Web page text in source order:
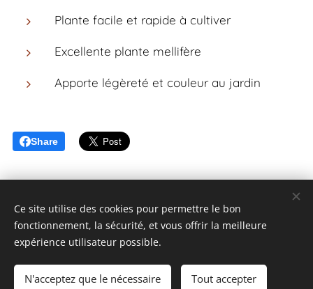
Plante facile et rapide à cultiver
Excellente plante mellifère
Apporte légèreté et couleur au jardin
Share
Un jardin à Landrévarzec
unjardinalandrevarzec@gmail.com 06 64 53 09 93
Ce site utilise des cookies pour permettre le bon
fonctionnement, la sécurité, et vous offrir la meilleure
expérience utilisateur possible.
N'acceptez que le nécessaire Tout accepter